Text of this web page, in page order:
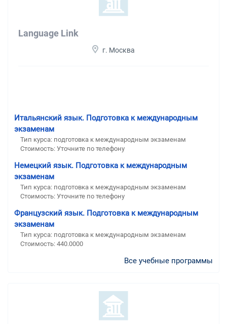
Language Link
г. Москва
Итальянский язык. Подготовка к международным
экзаменам
Тип курса: подготовка к международным экзаменам
Стоимость: Уточните по телефону
Немецкий язык. Подготовка к международным
экзаменам
Тип курса: подготовка к международным экзаменам
Стоимость: Уточните по телефону
Французский язык. Подготовка к международным
экзаменам
Тип курса: подготовка к международным экзаменам
Стоимость: 440.0000
Все учебные программы